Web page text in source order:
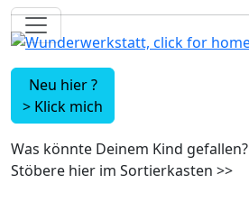
Neu hier ?
> Klick mich
Was könnte Deinem Kind gefallen?
Stöbere hier im Sortierkasten >>